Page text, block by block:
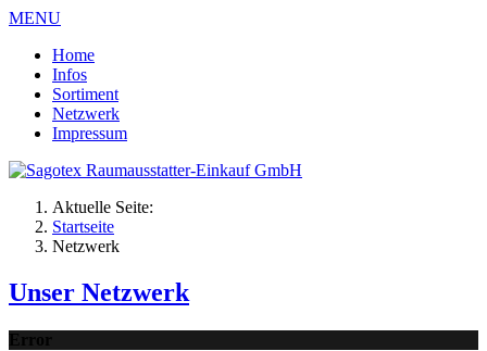
MENU
Home
Infos
Sortiment
Netzwerk
Impressum
Aktuelle Seite:
Startseite
Netzwerk
Unser Netzwerk
Error